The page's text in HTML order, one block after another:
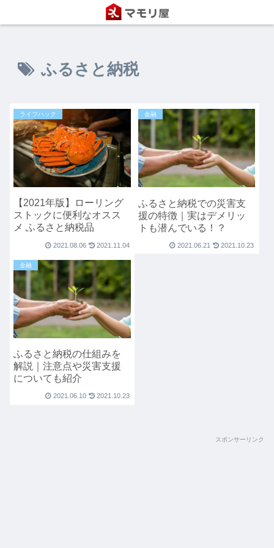
ふるさと納税
ライフハック
【2021年版】ローリング
ストックに便利なオスス
メ ふるさと納税品
2021.08.06 2021.11.04
金融
ふるさと納税での災害支
援の特徴｜実はデメリッ
トも潜んでいる！？
2021.06.21 2021.10.23
金融
ふるさと納税の仕組みを
解説｜注意点や災害支援
についても紹介
2021.06.10 2021.10.23
スポンサーリンク